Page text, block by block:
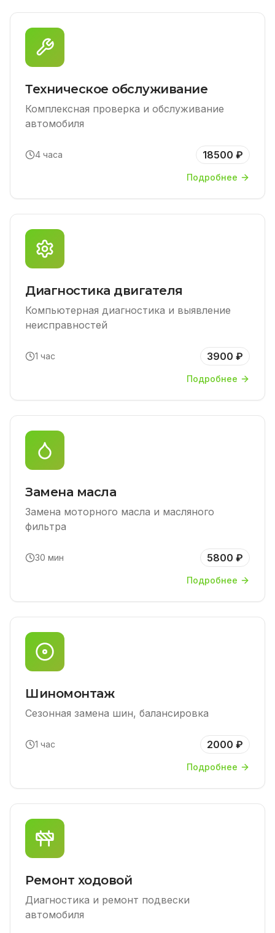
Техническое обслуживание
Комплексная проверка и обслуживание
автомобиля
4 часа 18500 ₽
Подробнее
Диагностика двигателя
Компьютерная диагностика и выявление
неисправностей
1 час 3900 ₽
Подробнее
Замена масла
Замена моторного масла и масляного
фильтра
30 мин 5800 ₽
Подробнее
Шиномонтаж
Сезонная замена шин, балансировка
1 час 2000 ₽
Подробнее
Ремонт ходовой
Диагностика и ремонт подвески
автомобиля